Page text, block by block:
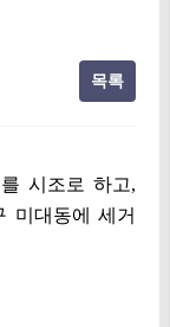
목록
시조로 하고,
미대동에 세거